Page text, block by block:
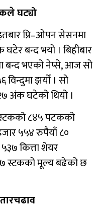
घट्यो
प्रि–ओपन सेसनमा
बन्द भयो । बिहीबार
बन्द भएको नेप्से, आज सो
झर्यो । सो
अंक घटेको थियो ।
८४५ पटकको
५५४ रुपैयाँ ८०
कित्ता शेयर
स्टकको मूल्य बढेको छ